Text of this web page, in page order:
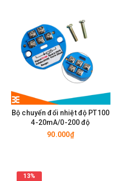
Bộ chuyển đổi nhiệt độ PT100
4-20mA/0-200 độ
90.000₫
13%